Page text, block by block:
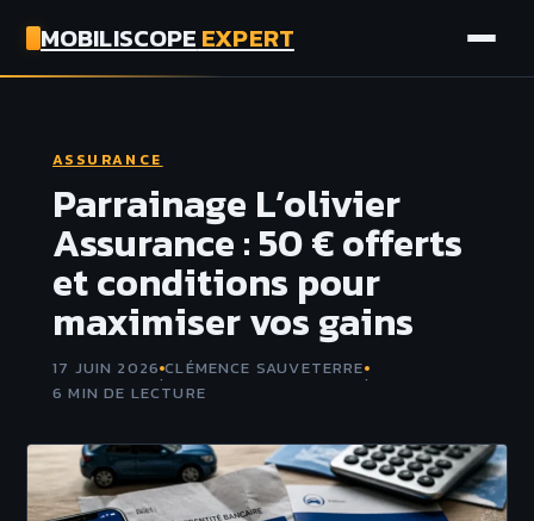
MOBILISCOPEEXPERT
ASSURANCE
ASSURANCE
Parrainage L’olivier
Assurance : 50 € offerts
et conditions pour
maximiser vos gains
17 JUIN 2026·CLÉMENCE SAUVETERRE·
6 MIN DE LECTURE